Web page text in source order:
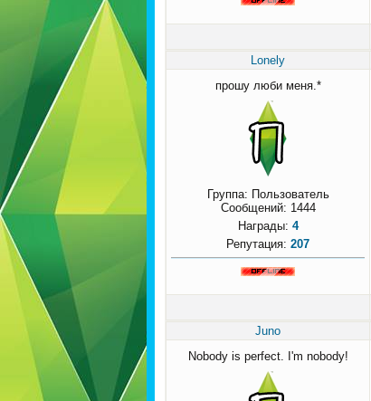
Lonely
прошу люби меня.*
Группа: Пользователь
Сообщений: 1444
Награды: 4
Репутация: 207
Juno
Nobody is perfect. I'm nobody!